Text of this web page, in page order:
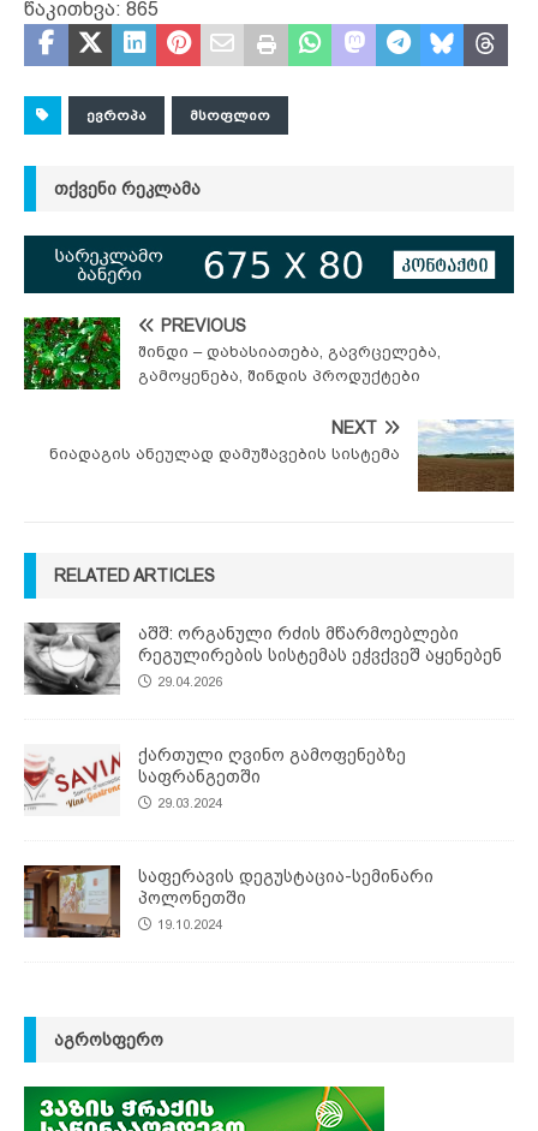
წაკითხვა: 865
ᲔᲕᲠᲝᲞᲐ ᲛᲡᲝᲤᲚᲘᲝ
ᲗᲥᲕᲔᲜᲘ ᲠᲔᲙᲚᲐᲛᲐ
PREVIOUS
შინდი – დახასიათება, გავრცელება,
გამოყენება, შინდის პროდუქტები
NEXT
ნიადაგის ანეულად დამუშავების სისტემა
RELATED ARTICLES
აშშ: ორგანული რძის მწარმოებლები
რეგულირების სისტემას ეჭვქვეშ აყენებენ
29.04.2026
ქართული ღვინო გამოფენებზე
საფრანგეთში
29.03.2024
საფერავის დეგუსტაცია-სემინარი
პოლონეთში
19.10.2024
ᲐᲒᲠᲝᲡᲤᲔᲠᲝ